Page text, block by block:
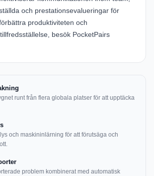
och prestationsevalueringar för
produktiviteten och
besök PocketPairs
runt från flera globala platser för att upptäcka
och maskininlärning för att förutsäga och
problem kombinerat med automatisk